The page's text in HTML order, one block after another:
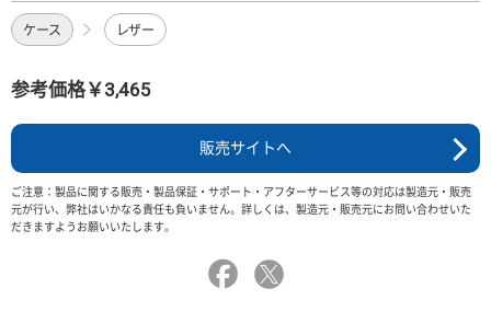
ケース レザー
参考価格￥3,465
販売サイトへ
ご注意：製品に関する販売・製品保証・サポート・アフターサービス等の対応は製造元・販売
元が行い、弊社はいかなる責任も負いません。詳しくは、製造元・販売元にお問い合わせいた
だきますようお願いいたします。